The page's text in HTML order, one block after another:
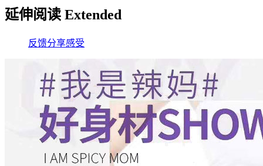
延伸阅读 Extended
反馈分享感受